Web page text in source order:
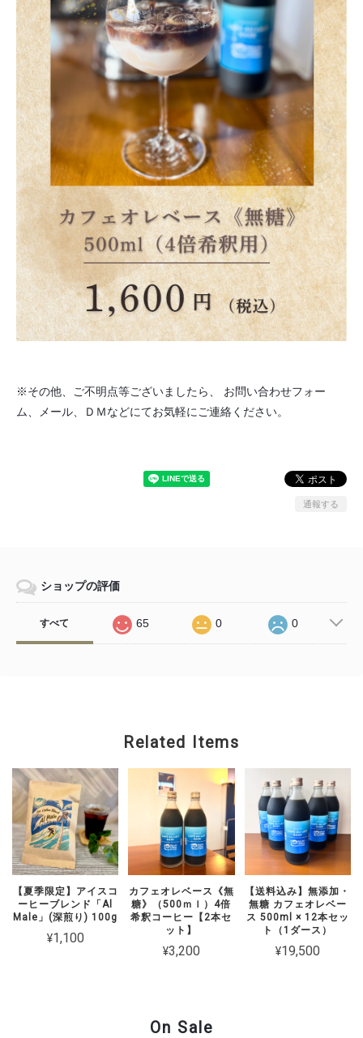
※その他、ご不明点等ございましたら、 お問い合わせフォー
ム、メール、ＤＭなどにてお気軽にご連絡ください。
通報する
ショップの評価
すべて 65 0 0
Related Items
【夏季限定】アイスコ
ーヒーブレンド「Al
Male」(深煎り) 100g
¥1,100
カフェオレベース《無
糖》（500ｍｌ）4倍
希釈コーヒー【2本セ
ット】
¥3,200
【送料込み】無添加・
無糖 カフェオレベー
ス 500ml × 12本セッ
ト（1ダース）
¥19,500
On Sale